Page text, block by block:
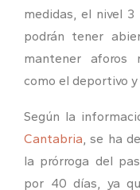
medidas, el nivel
podrán tener
mantener aforos
como el deportivo y
Según la
Cantabria , se ha
la prórroga del
por 40 días, ya